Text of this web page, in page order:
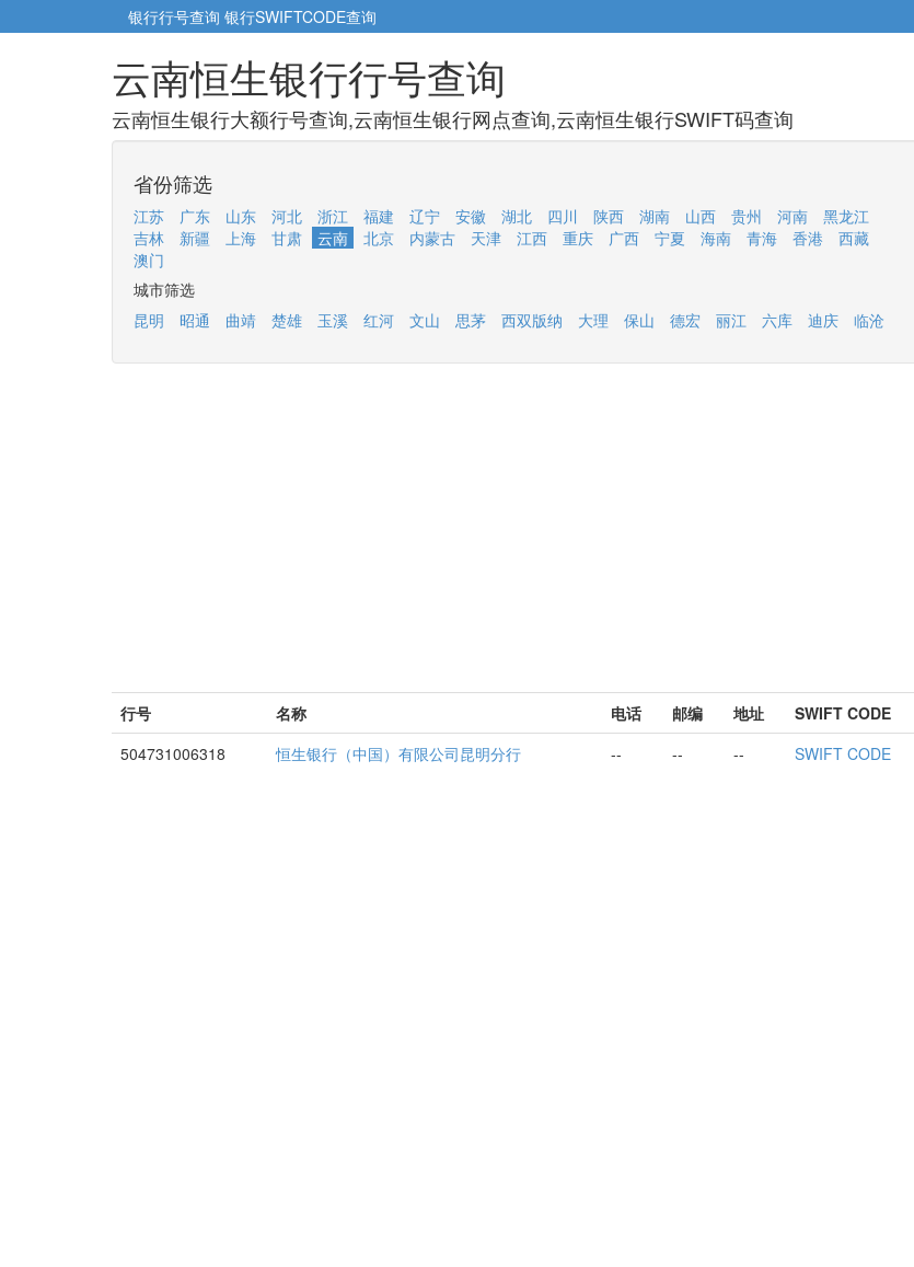
银行行号查询 银行SWIFTCODE查询
云南恒生银行行号查询
云南恒生银行大额行号查询,云南恒生银行网点查询,云南恒生银行SWIFT码查询
省份筛选
江苏 广东 山东 河北 浙江 福建 辽宁 安徽 湖北 四川 陕西 湖南 山西 贵州 河南
黑龙江
吉林
新疆 上海 甘肃 云南 北京 内蒙古 天津 江西 重庆 广西 宁夏 海南 青海 香港
西藏
澳门
城市筛选
昆明
昭通 曲靖 楚雄 玉溪 红河 文山 思茅 西双版纳 大理 保山 德宏 丽江 六库 迪庆 临沧
行号 名称 电话 邮编 地址
SWIFT CODE
504731006318
恒生银行（中国）有限公司昆明分行 -- -- -- SWIFT CODE